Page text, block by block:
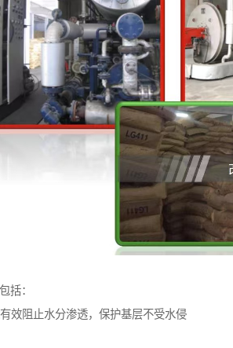
括：
效阻止水分渗透，保护基层不受水侵